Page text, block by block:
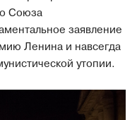
Союза
заявление
Ленина и навсегда
утопии.